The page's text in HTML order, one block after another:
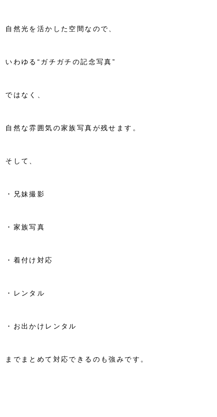
自然光を活かした空間なので、
いわゆる“ガチガチの記念写真”
ではなく、
自然な雰囲気の家族写真が残せます。
そして、
・兄妹撮影
・家族写真
・着付け対応
・レンタル
・お出かけレンタル
までまとめて対応できるのも強みです。